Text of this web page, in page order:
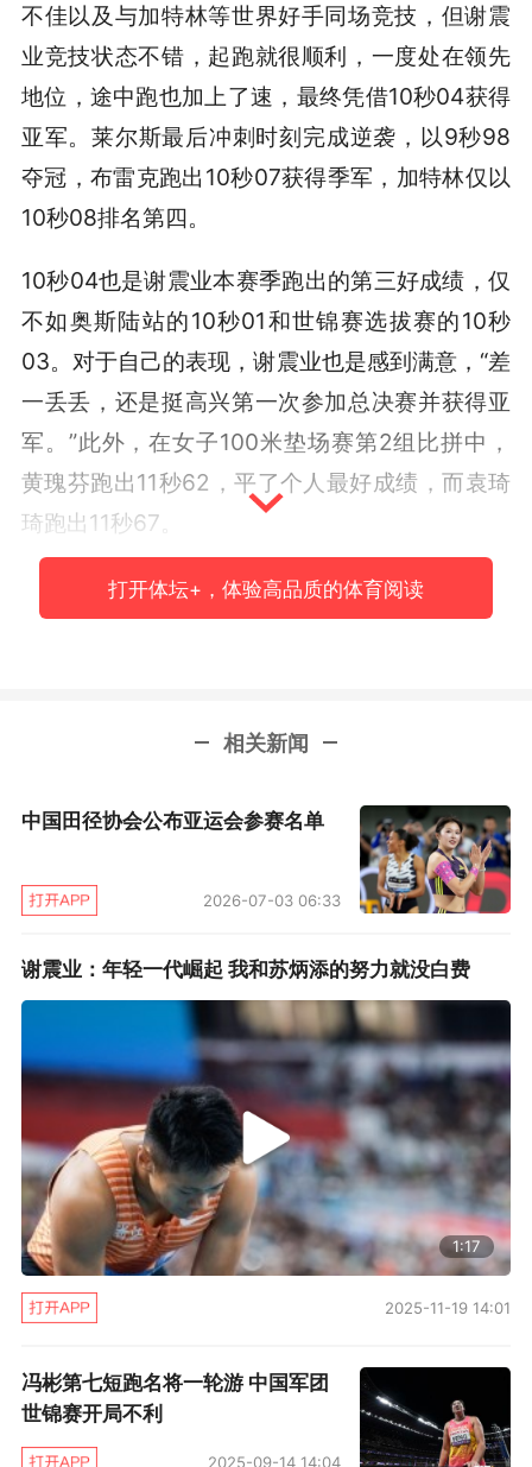
不佳以及与加特林等世界好手同场竞技，但谢震
业竞技状态不错，起跑就很顺利，一度处在领先
地位，途中跑也加上了速，最终凭借10秒04获得
亚军。莱尔斯最后冲刺时刻完成逆袭，以9秒98
夺冠，布雷克跑出10秒07获得季军，加特林仅以
10秒08排名第四。
10秒04也是谢震业本赛季跑出的第三好成绩，仅
不如奥斯陆站的10秒01和世锦赛选拔赛的10秒
03。对于自己的表现，谢震业也是感到满意，“差
一丢丢，还是挺高兴第一次参加总决赛并获得亚
军。”此外，在女子100米垫场赛第2组比拼中，
黄瑰芬跑出11秒62，平了个人最好成绩，而袁琦
琦跑出11秒67。
男子跳远大战，古巴选手埃切瓦里亚第一跳就有8
米65，凭借这一跳夺得本站总决赛冠军，而8米
得总决赛资格，不过没有发挥出最佳水准，仅跳
男子跳高比拼，中国选手王宇亮相，轻松跃过2米
16和2米20，第三次冲击2米24才成功，而在2米
成，由于脚部受伤选择退赛，最终以2米24收获
第9名，乌克兰选手普罗特森科凭借2米32夺冠。
而女子4x100米接力梁小静、韦永丽、孔令微和
葛曼棋携手作战，这也是中国女子接力的主力阵
容，四位女将也是充分发挥，以42秒60收获季
军，德国队和荷兰队分别以42秒22和42秒28收
获冠亚军。
巩立姣和吕会会都是强势进军总决赛，两位女将
在总决赛的表现也没有令人失望，其中吕会会前
四次投掷更是有66米88的成绩，比亚军选手多出
2米14的优势轻松夺冠，从而成为继巩立姣之后
打开体坛+，体验高品质的体育阅读
相关新闻
中国田径协会公布亚运会参赛名单
2026-07-03 06:33
谢震业：年轻一代崛起 我和苏炳添的努力就没白费
1:17
2025-11-19 14:01
冯彬第七短跑名将一轮游 中国军团
世锦赛开局不利
2025-09-14 14:04